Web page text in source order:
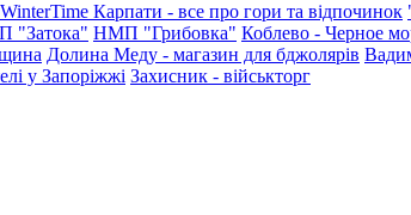
Карпати - все про гори та відпочинок
"Затока" НМП "Грибовка" Коблево - Черное
Долина Меду - магазин для бджолярів
у Запоріжжі Захисник - військторг